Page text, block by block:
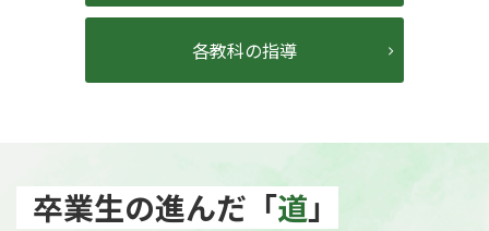
各教科の指導
卒業生の進んだ「道」